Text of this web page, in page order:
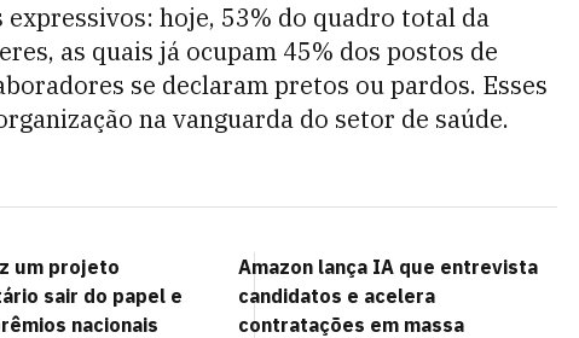
hoje, 53% do quadro total da
as quais já ocupam 45% dos postos de
se declaram pretos ou pardos. Esses
na vanguarda do setor de saúde.
um projeto
sair do papel e
nacionais
Amazon lança IA que entrevista
candidatos e acelera
contratações em massa